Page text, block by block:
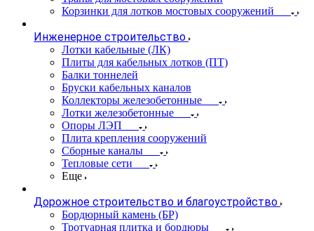
Корзинки для лотков мостовых сооружений
Инженерное строительство
Лотки кабельные (ЛК)
Плиты для кабельных лотков (ПТ)
Балки тоннелей
Бруски кабельных каналов
Коллекторы железобетонные
Лотки железобетонные
Опоры ЛЭП
Плита крепления сооружений
Сборные каналы
Тепловые сети
Еще
Дорожное строительство и благоустройство
Бордюрный камень (БР)
Тротуарная плитка и бордюры